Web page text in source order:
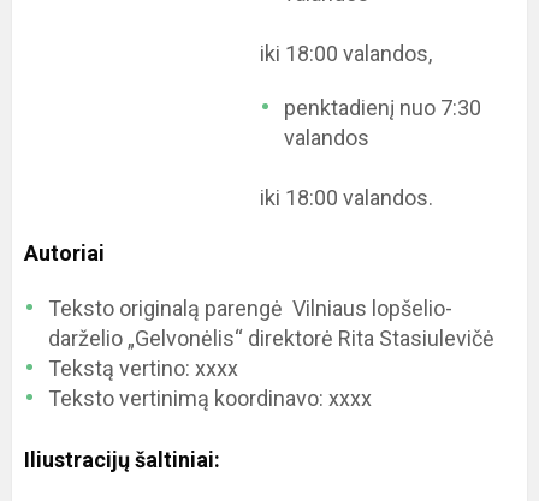
iki 18:00 valandos,
penktadienį nuo 7:30
valandos
iki 18:00 valandos.
Autoriai
Teksto originalą parengė Vilniaus lopšelio-
darželio „Gelvonėlis“ direktorė Rita Stasiulevičė
Tekstą vertino: xxxx
Teksto vertinimą koordinavo: xxxx
Iliustracijų šaltiniai: